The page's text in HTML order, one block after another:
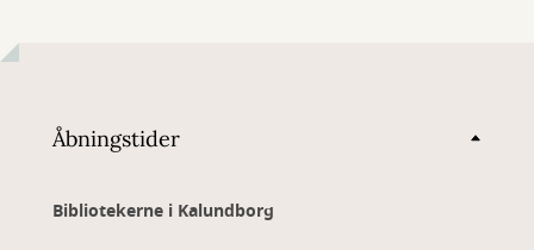
Åbningstider
Bibliotekerne i Kalundborg